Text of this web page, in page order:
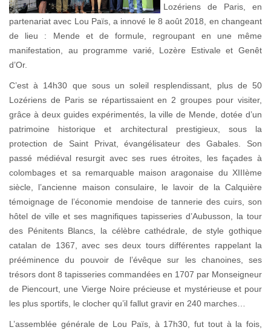
Lozériens de Paris, en
partenariat avec Lou Païs, a innové le 8 août 2018, en changeant
de lieu : Mende et de formule, regroupant en une même
manifestation, au programme varié, Lozère Estivale et Genêt
d’Or.
C’est à 14h30 que sous un soleil resplendissant, plus de 50
Lozériens de Paris se répartissaient en 2 groupes pour visiter,
grâce à deux guides expérimentés, la ville de Mende, dotée d’un
patrimoine historique et architectural prestigieux, sous la
protection de Saint Privat, évangélisateur des Gabales. Son
passé médiéval resurgit avec ses rues étroites, les façades à
colombages et sa remarquable maison aragonaise du XIIIème
siècle, l’ancienne maison consulaire, le lavoir de la Calquière
témoignage de l’économie mendoise de tannerie des cuirs, son
hôtel de ville et ses magnifiques tapisseries d’Aubusson, la tour
des Pénitents Blancs, la célèbre cathédrale, de style gothique
catalan de 1367, avec ses deux tours différentes rappelant la
prééminence du pouvoir de l’évêque sur les chanoines, ses
trésors dont 8 tapisseries commandées en 1707 par Monseigneur
de Piencourt, une Vierge Noire précieuse et mystérieuse et pour
les plus sportifs, le clocher qu’il fallut gravir en 240 marches…
L’assemblée générale de Lou Païs, à 17h30, fut tout à la fois,